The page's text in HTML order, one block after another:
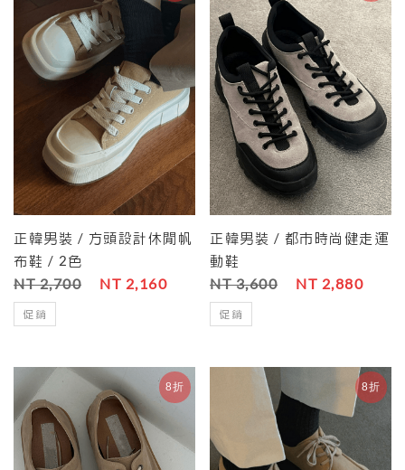
正韓男裝 / 方頭設計休閒帆
布鞋 / 2色
NT 2,700 NT 2,160
促銷
正韓男裝 / 都市時尚健走運
動鞋
NT 3,600 NT 2,880
促銷
8折 8折